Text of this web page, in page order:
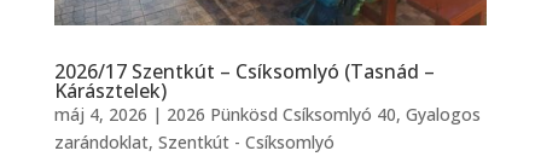
2026/17 Szentkút – Csíksomlyó (Tasnád –
Kárásztelek)
máj 4, 2026 | 2026 Pünkösd Csíksomlyó 40, Gyalogos
zarándoklat, Szentkút - Csíksomlyó